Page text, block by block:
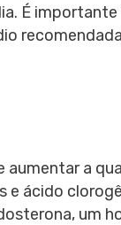
É importante
aumentar a
e ácido
um